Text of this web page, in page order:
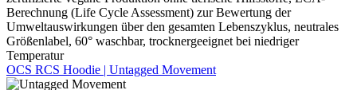
Berechnung (Life Cycle Assessment) zur Bewertung der
Umweltauswirkungen über den gesamten Lebenszyklus, neutrales
Größenlabel, 60° waschbar, trocknergeeignet bei niedriger
Temperatur
OCS RCS Hoodie | Untagged Movement